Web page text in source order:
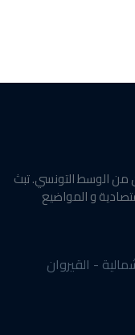
الوسط التونسي. تبث
و المواضيع